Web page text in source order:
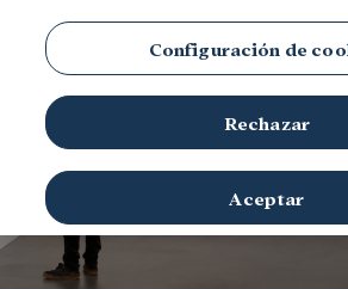
Configuración de
Rechazar
Aceptar